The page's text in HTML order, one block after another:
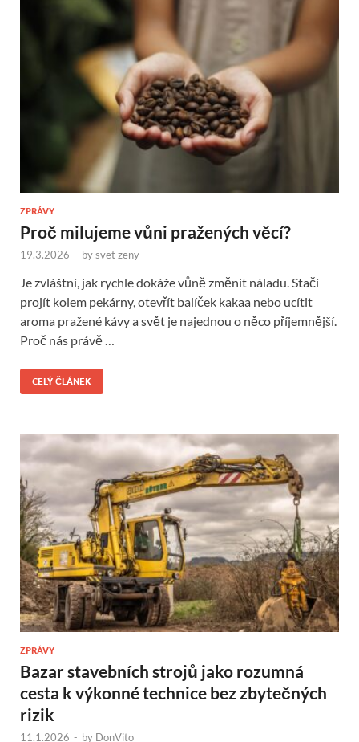
ZPRÁVY
Proč milujeme vůni pražených věcí?
19.3.2026 - bysvet zeny
Je zvláštní, jak rychle dokáže vůně změnit náladu. Stačí
projít kolem pekárny, otevřít balíček kakaa nebo ucítit
aroma pražené kávy a svět je najednou o něco příjemnější.
Proč nás právě …
CELÝ ČLÁNEK
ZPRÁVY
Bazar stavebních strojů jako rozumná
cesta k výkonné technice bez zbytečných
rizik
11.1.2026 - by DonVito